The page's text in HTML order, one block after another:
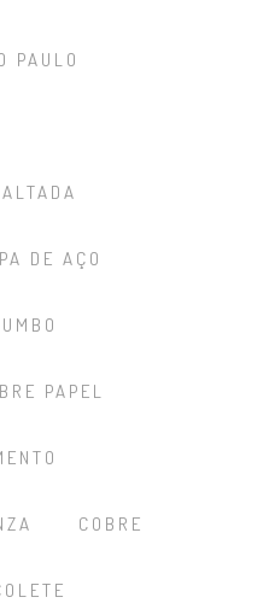
PAULO
DE AÇO
PAPEL
COBRE